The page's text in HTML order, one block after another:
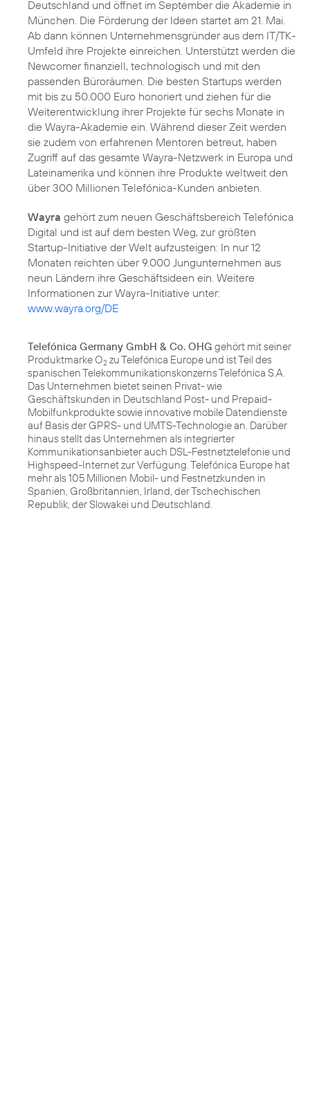
Deutschland und öffnet im September die Akademie in
München. Die Förderung der Ideen startet am 21. Mai.
Ab dann können Unternehmensgründer aus dem IT/TK-
Umfeld ihre Projekte einreichen. Unterstützt werden die
Newcomer finanziell, technologisch und mit den
passenden Büroräumen. Die besten Startups werden
mit bis zu 50.000 Euro honoriert und ziehen für die
Weiterentwicklung ihrer Projekte für sechs Monate in
die Wayra-Akademie ein. Während dieser Zeit werden
sie zudem von erfahrenen Mentoren betreut, haben
Zugriff auf das gesamte Wayra-Netzwerk in Europa und
Lateinamerika und können ihre Produkte weltweit den
über 300 Millionen Telefónica-Kunden anbieten.
Wayra gehört zum neuen Geschäftsbereich Telefónica
Digital und ist auf dem besten Weg, zur größten
Startup-Initiative der Welt aufzusteigen: In nur 12
Monaten reichten über 9.000 Jungunternehmen aus
neun Ländern ihre Geschäftsideen ein. Weitere
Informationen zur Wayra-Initiative unter:
www.wayra.org/DE
Telefónica Germany GmbH & Co. OHG gehört mit seiner
Produktmarke O2 zu Telefónica Europe und ist Teil des
spanischen Telekommunikationskonzerns Telefónica S.A.
Das Unternehmen bietet seinen Privat- wie
Geschäftskunden in Deutschland Post- und Prepaid-
Mobilfunkprodukte sowie innovative mobile Datendienste
auf Basis der GPRS- und UMTS-Technologie an. Darüber
hinaus stellt das Unternehmen als integrierter
Kommunikationsanbieter auch DSL-Festnetztelefonie und
Highspeed-Internet zur Verfügung. Telefónica Europe hat
mehr als 105 Millionen Mobil- und Festnetzkunden in
Spanien, Großbritannien, Irland, der Tschechischen
Republik, der Slowakei und Deutschland.